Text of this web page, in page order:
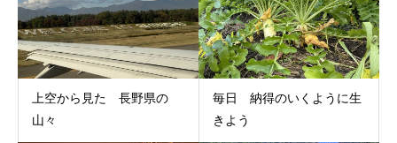
上空から見た 長野県の
山々
毎日 納得のいくように生
きよう